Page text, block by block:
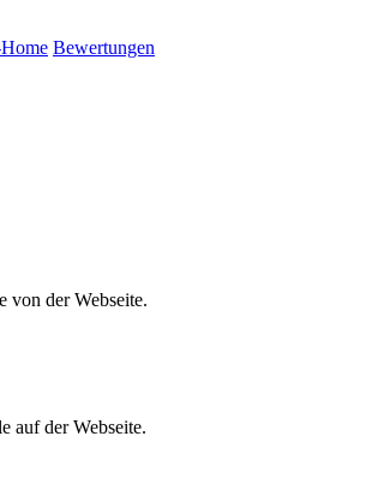
Bewertungen
von der Webseite.
auf der Webseite.